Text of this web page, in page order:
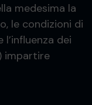
medesima la
le condizioni di
dei
impartire